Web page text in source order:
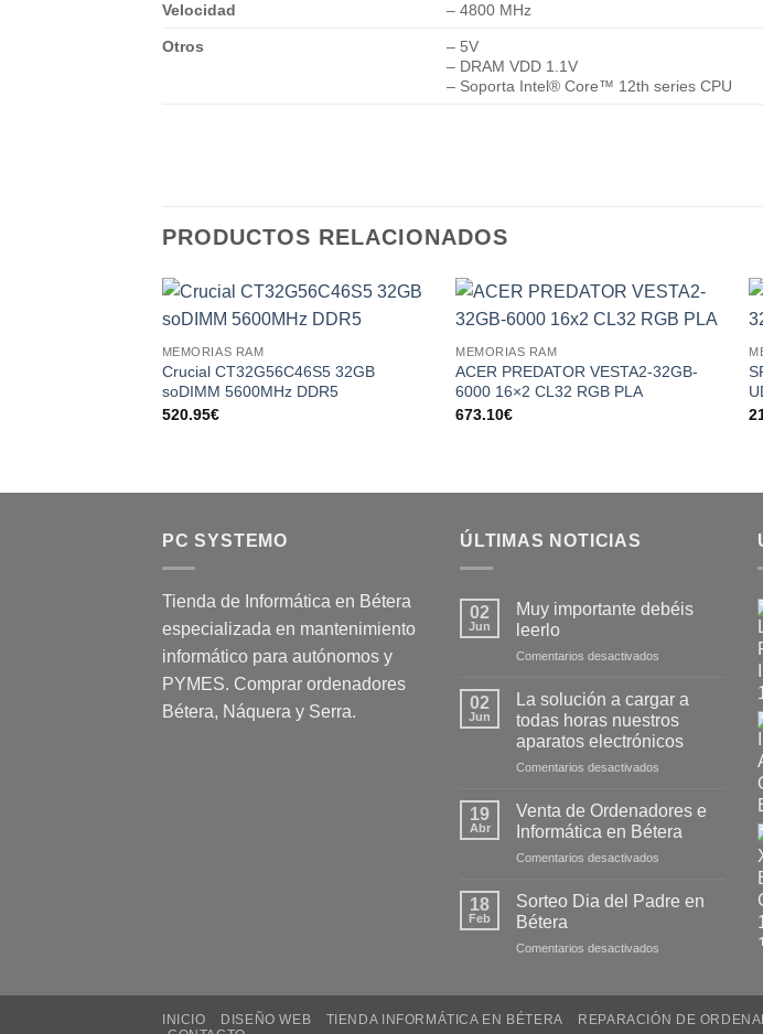
Velocidad – 4800 MHz
Otros
– 5V
– DRAM VDD 1.1V
– Soporta Intel® Core™ 12th series CPU
PRODUCTOS RELACIONADOS
MEMORIAS RAM
Crucial CT32G56C46S5 32GB
soDIMM 5600MHz DDR5
520.95€
MEMORIAS RAM
ACER PREDATOR VESTA2-32GB-
6000 16×2 CL32 RGB PLA
673.10€
PC SYSTEMO
Tienda de Informática en Bétera
especializada en mantenimiento
informático para autónomos y
PYMES. Comprar ordenadores
Bétera, Náquera y Serra.
ÚLTIMAS NOTICIAS
02
Jun
Muy importante debéis
leerlo
Comentarios desactivados
02
Jun
La solución a cargar a
todas horas nuestros
aparatos electrónicos
Comentarios desactivados
19
Abr
Venta de Ordenadores e
Informática en Bétera
Comentarios desactivados
18
Feb
Sorteo Dia del Padre en
Bétera
Comentarios desactivados
INICIO DISEÑO WEB TIENDA INFORMÁTICA EN BÉTERA REPARACIÓN DE